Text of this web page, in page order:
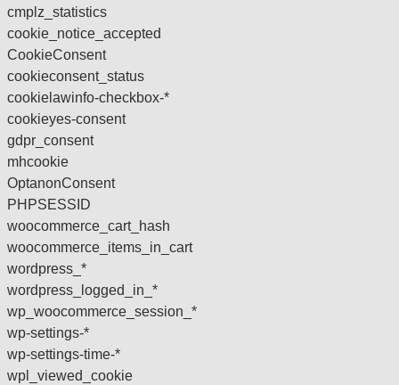
cmplz_statistics
cookie_notice_accepted
CookieConsent
cookieconsent_status
cookielawinfo-checkbox-*
cookieyes-consent
gdpr_consent
mhcookie
OptanonConsent
PHPSESSID
woocommerce_cart_hash
woocommerce_items_in_cart
wordpress_*
wordpress_logged_in_*
wp_woocommerce_session_*
wp-settings-*
wp-settings-time-*
wpl_viewed_cookie